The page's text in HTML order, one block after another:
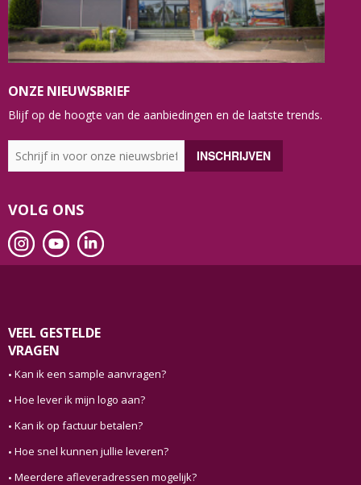
ONZE NIEUWSBRIEF
Blijf op de hoogte van de aanbiedingen en de laatste trends.
VOLG ONS
VEEL GESTELDE
VRAGEN
Kan ik een sample aanvragen?
Hoe lever ik mijn logo aan?
Kan ik op factuur betalen?
Hoe snel kunnen jullie leveren?
Meerdere afleveradressen mogelijk?